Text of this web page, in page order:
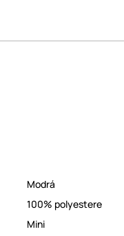
Modrá
100% polyestere
Mini